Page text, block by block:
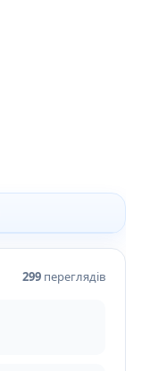
299 переглядів